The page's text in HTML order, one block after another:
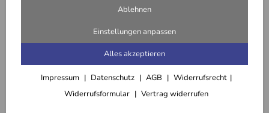
Ablehnen
Einstellungen anpassen
Alles akzeptieren
Impressum Datenschutz AGB
Widerrufsrecht
Widerrufsformular
Vertrag widerrufen